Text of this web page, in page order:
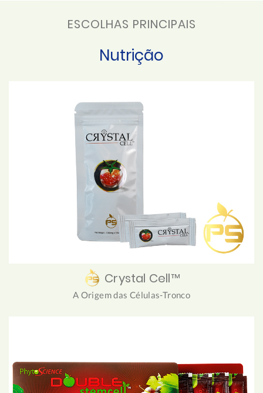
ESCOLHAS PRINCIPAIS
Nutrição
Crystal Cell™
A Origem das Células-Tronco